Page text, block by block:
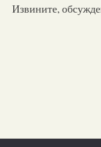
Извините,